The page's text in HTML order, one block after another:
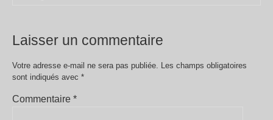
Laisser un commentaire
Votre adresse e-mail ne sera pas publiée. Les champs obligatoires
sont indiqués avec *
Commentaire *